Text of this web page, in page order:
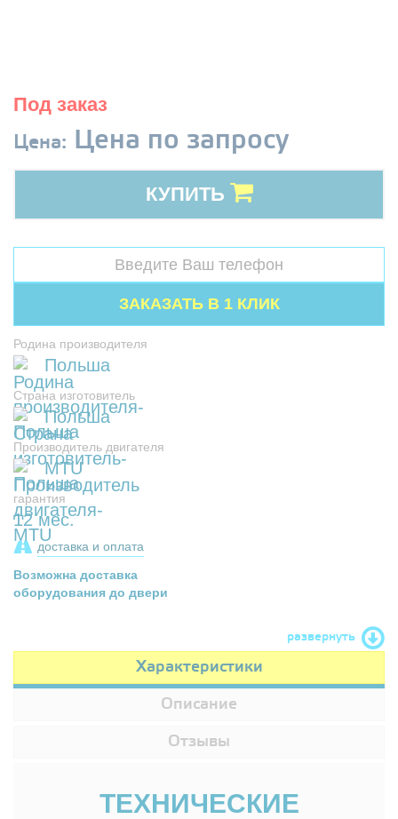
Под заказ
Цена: Цена по запросу
КУПИТЬ
Родина производителя
Польша
Страна изготовитель
Польша
Производитель двигателя
MTU
гарантия
12 мес.
доставка и оплата
Возможна доставка
оборудования до двери
развернуть
Характеристики
Описание
Отзывы
ТЕХНИЧЕСКИЕ